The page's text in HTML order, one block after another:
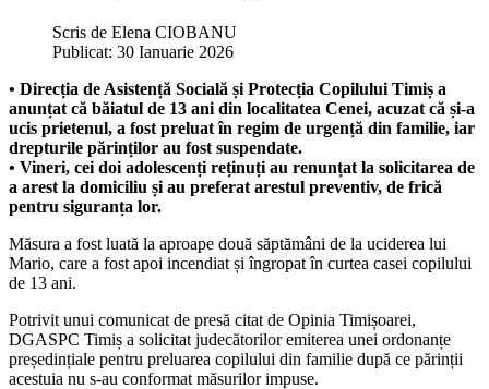
Scris de Elena CIOBANU
Publicat: 30 Ianuarie 2026
• Direcția de Asistență Socială și Protecția Copilului Timiș a
anunțat că băiatul de 13 ani din localitatea Cenei, acuzat că și-a
ucis prietenul, a fost preluat în regim de urgență din familie, iar
drepturile părinților au fost suspendate.
• Vineri, cei doi adolescenți reținuți au renunțat la solicitarea de
a arest la domiciliu și au preferat arestul preventiv, de frică
pentru siguranța lor.
Măsura a fost luată la aproape două săptămâni de la uciderea lui
Mario, care a fost apoi incendiat și îngropat în curtea casei copilului
de 13 ani.
Potrivit unui comunicat de presă citat de Opinia Timișoarei,
DGASPC Timiș a solicitat judecătorilor emiterea unei ordonanțe
președințiale pentru preluarea copilului din familie după ce părinții
acestuia nu s-au conformat măsurilor impuse.